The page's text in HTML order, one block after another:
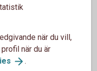
när du vill,
när du är
.